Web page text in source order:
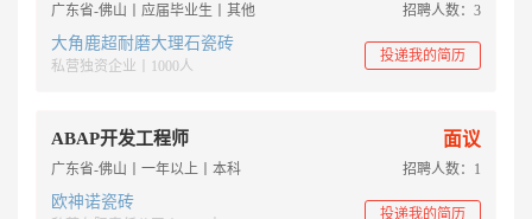
广东省-佛山丨应届毕业生丨其他 招聘人数：3
大角鹿超耐磨大理石瓷砖
私营独资企业丨1000人
投递我的简历
ABAP开发工程师 面议
广东省-佛山丨一年以上丨本科 招聘人数：1
欧神诺瓷砖
投递我的简历